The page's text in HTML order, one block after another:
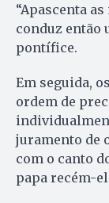
“Apascenta
conduz então
pontífice.
Em seguida,
ordem de
juramento de
com o canto
papa recém-